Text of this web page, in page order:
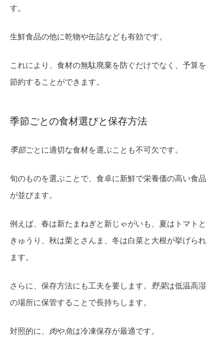
す。
生鮮食品の他に乾物や缶詰なども有効です。
これにより、食材の無駄廃棄を防ぐだけでなく、予算を
節約することができます。
季節ごとの食材選びと保存方法
季節ごとに適切な食材を選ぶことも不可欠です。
旬のものを選ぶことで、食卓に新鮮で栄養価の高い食品
が並びます。
例えば、春は新たまねぎと新じゃがいも、夏はトマトと
きゅうり、秋は栗とさんま、冬は白菜と大根が挙げられ
ます。
さらに、保存方法にも工夫を要します。 野菜は低温高湿
の場所に保管することで長持ちします。
対照的に、 肉や魚は冷凍保存が最適です。